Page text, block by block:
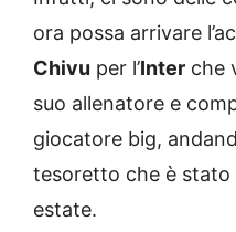
ora possa arrivare
Chivu per l’Inter che
suo allenatore e
giocatore big,
tesoretto che è stato
estate.